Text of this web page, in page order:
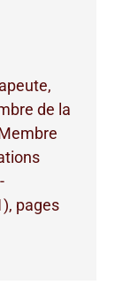
de la
pages